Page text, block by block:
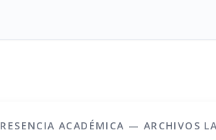
ACADÉMICA — ARCHIVOS